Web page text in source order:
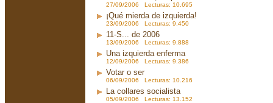
27/09/2006 Lecturas: 10.695
¡Qué mierda de izquierda!
23/09/2006 Lecturas: 9.450
11-S... de 2006
13/09/2006 Lecturas: 9.888
Una izquierda enferma
12/09/2006 Lecturas: 9.386
Votar o ser
06/09/2006 Lecturas: 10.216
La collares socialista
05/09/2006 Lecturas: 13.152